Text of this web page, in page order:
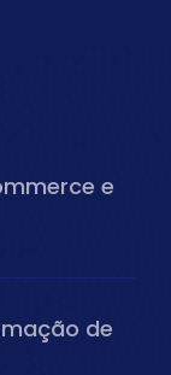
e
de